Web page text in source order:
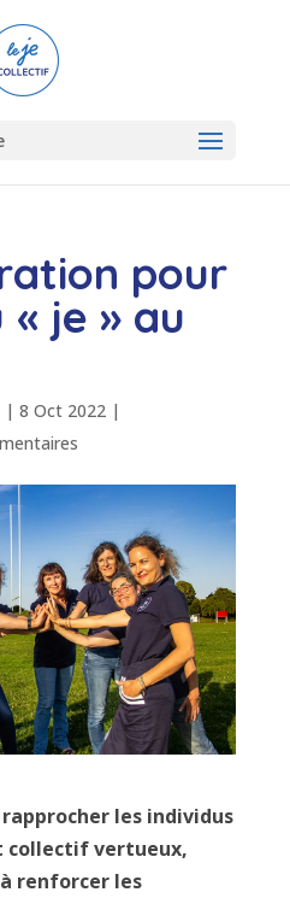
pour
je » au
| 8 Oct 2022|
les individus
collectif vertueux,
renforcer les